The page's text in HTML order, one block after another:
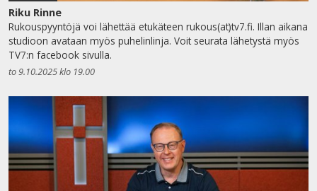
Riku Rinne
Rukouspyyntöjä voi lähettää etukäteen rukous(at)tv7.fi. Illan aikana
studioon avataan myös puhelinlinja. Voit seurata lähetystä myös
TV7:n facebook sivulla.
to 9.10.2025 klo 19.00